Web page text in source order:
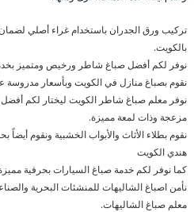
تركيب ورق الجدران باستخدام غراء أصلي
بالكويت.
نوفر لكم أفضل صباغ شاطر ورخيص ومتميز
نقوم بصباغ منازل في الكويت وبأسعار مدروسة
نوفر معلم صباغ شاطر الكويت ليختار لكم أفضل
مزعجة وذات لمعة مميزة.
نقوم بطلاء الأثاث والأبواب الخشبية ونقوم أيضاً
هندي الكويت
كما نوفر لكم خدمة صباغ السيارات بحرفية
نأمن اصباغ الشاليهات للمنشئات البحرية
معلم صباغ الشاليهات.